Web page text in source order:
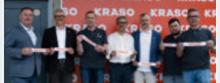
Kā bāra krēsli papildina virtuves vai bāra zonu